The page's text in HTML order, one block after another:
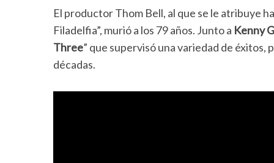
El productor Thom Bell, al que se le atribuye
Filadelfia”, murió a los 79 años. Junto a Kenny
Three” que supervisó una variedad de
décadas.